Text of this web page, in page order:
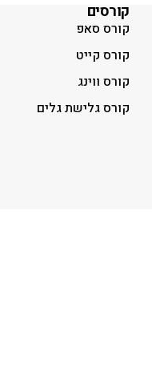
קורסים
קורס סאפ
קורס קייט
קורס ווינג
קורס גלישת גלים